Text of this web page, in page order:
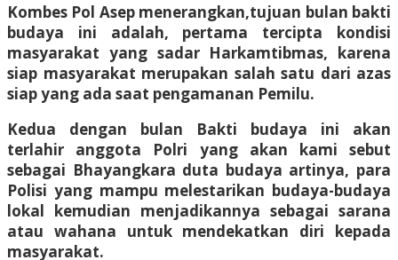
Kombes Pol Asep menerangkan,tujuan bulan bakti
budaya ini adalah, pertama tercipta kondisi
masyarakat yang sadar Harkamtibmas, karena
siap masyarakat merupakan salah satu dari azas
siap yang ada saat pengamanan Pemilu.
Kedua dengan bulan Bakti budaya ini akan
terlahir anggota Polri yang akan kami sebut
sebagai Bhayangkara duta budaya artinya, para
Polisi yang mampu melestarikan budaya-budaya
lokal kemudian menjadikannya sebagai sarana
atau wahana untuk mendekatkan diri kepada
masyarakat.